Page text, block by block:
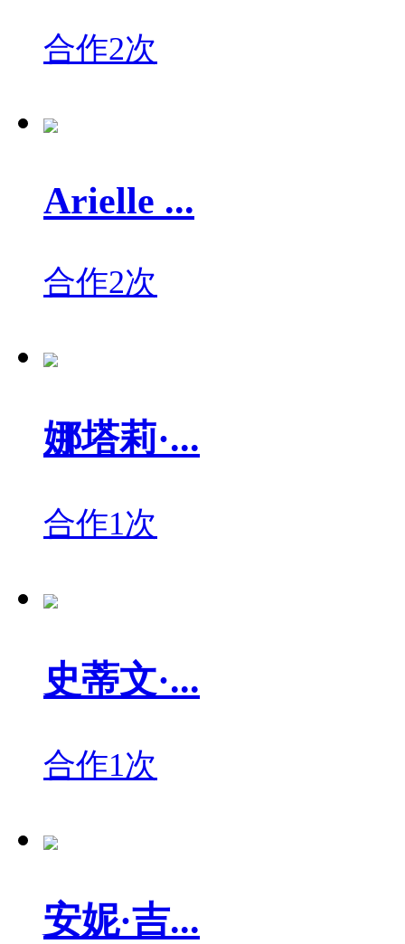
合作2次
Arielle ...
合作2次
娜塔莉·...
合作1次
史蒂文·...
合作1次
安妮·吉...